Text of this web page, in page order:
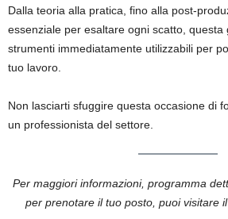
Dalla teoria alla pratica, fino alla post-
essenziale per esaltare ogni scatto, questa
strumenti immediatamente utilizzabili per
tuo lavoro.
Non lasciarti sfuggire questa occasione di
un professionista del settore.
Per maggiori informazioni, programma
per prenotare il tuo posto, puoi visitare